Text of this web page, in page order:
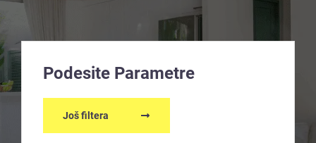
Podesite Parametre
Još filtera